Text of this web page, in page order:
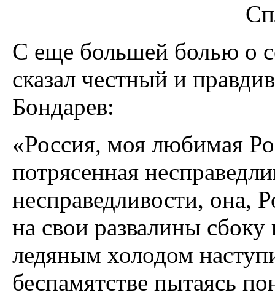
Сплошной
С еще большей болью о
сказал честный и
Бондарев:
«Россия, моя любимая
потрясенная
несправедливости, она,
на свои развалины
ледяным холодом
беспамятстве пытаясь